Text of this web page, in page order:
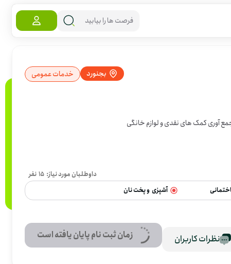
بجنورد خدمات عمومی
آوری کمک های نقدی و لوازم خانگی
داوطلبان مورد نیاز: 15 نفر
آشپزی  و پخت نان
نظرات کاربران زمان ثبت نام پایان یافته است